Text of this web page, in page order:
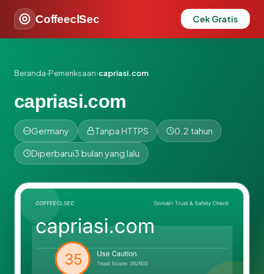
CoffeeclSec Cek Gratis
Beranda›Pemeriksaan›capriasi.com
capriasi.com
Germany Tanpa HTTPS 0.2 tahun
Diperbarui3 bulan yang lalu